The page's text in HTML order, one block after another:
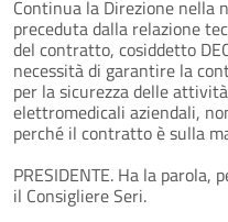
Continua la Direzione nella
preceduta dalla relazione
del contratto, cosiddetto
necessità di garantire la
per la sicurezza delle
elettromedicali aziendali,
perché il contratto è sulla
PRESIDENTE. Ha la
il Consigliere Seri.